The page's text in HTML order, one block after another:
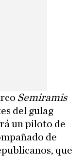
Semiramis
del gulag
un piloto de
de
que